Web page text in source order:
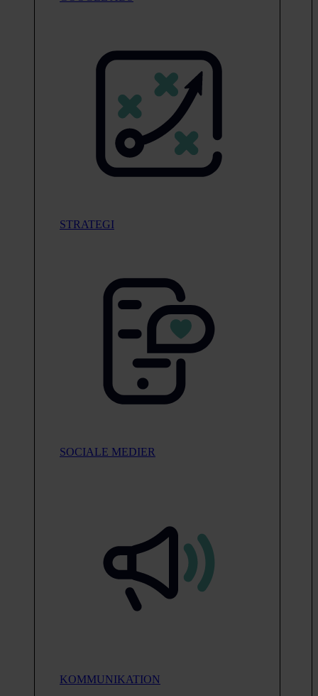
STRATEGI
SOCIALE MEDIER
KOMMUNIKATION